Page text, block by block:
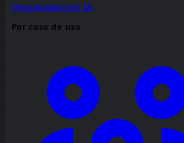
Impulsadas por IA
Por caso de uso